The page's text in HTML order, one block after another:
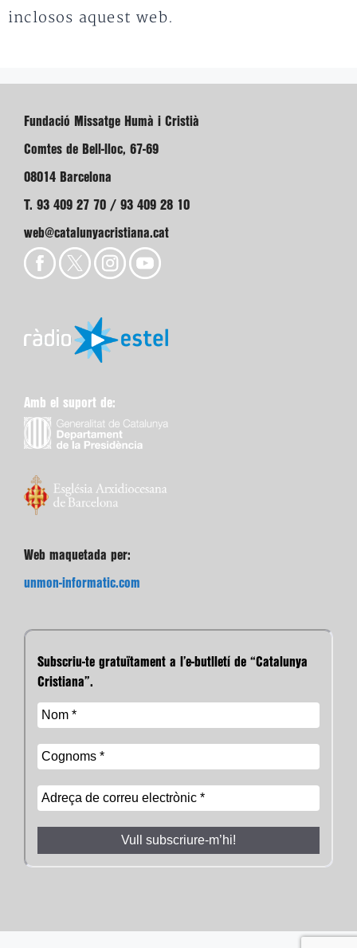
inclosos aquest web.
Fundació Missatge Humà i Cristià
Comtes de Bell-lloc, 67-69
08014 Barcelona
T. 93 409 27 70 / 93 409 28 10
web@catalunyacristiana.cat
Amb el suport de:
Web maquetada per:
unmon-informatic.com
Subscriu-te gratuïtament a l’e-butlletí de “Catalunya
Cristiana”.